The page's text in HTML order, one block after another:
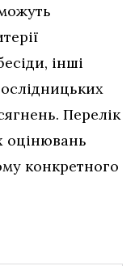
інші
Перелік
оцінювань
конкретного